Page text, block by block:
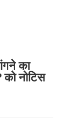
का
नोटिस